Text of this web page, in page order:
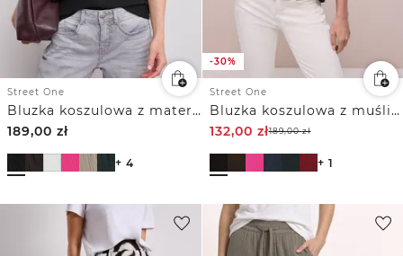
Street One
Bluzka koszulowa z materiału muślinowego
189,00 zł
+ 4
-30%
Street One
Bluzka koszulowa z muślinu z krótkim podwijanym rękawem
132,00 zł189,00zł
+ 1